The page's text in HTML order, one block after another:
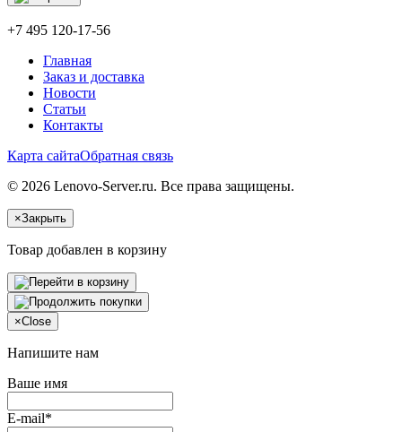
+7 495 120-17-56
Главная
Заказ и доставка
Новости
Статьи
Контакты
Карта сайтаОбратная связь
© 2026 Lenovo-Server.ru. Все права защищены.
×Закрыть
Товар добавлен в корзину
×Close
Напишите нам
Ваше имя
E-mail*